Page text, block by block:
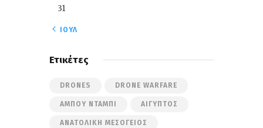
31
« ΙΟΎΛ
Ετικέτες
DRONES DRONE WARFARE
ΆΜΠΟΥ ΝΤΆΜΠΙ ΑΊΓΥΠΤΟΣ
ΑΝΑΤΟΛΙΚΉ ΜΕΣΌΓΕΙΟΣ